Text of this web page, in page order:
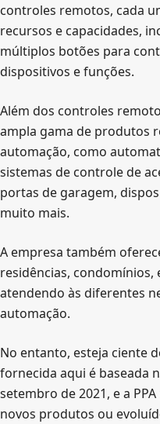
controles remotos, cada
recursos e capacidades,
múltiplos botões para
dispositivos e funções.
Além dos controles
ampla gama de produtos
automação, como
sistemas de controle de
portas de garagem,
muito mais.
A empresa também
residências, condomínios,
atendendo às diferentes
automação.
No entanto, esteja ciente
fornecida aqui é baseada
setembro de 2021, e a
novos produtos ou